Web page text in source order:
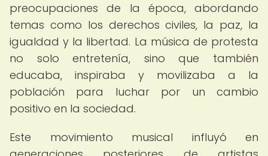
preocupaciones de la época, abordando
temas como los derechos civiles, la paz, la
igualdad y la libertad. La música de protesta
no solo entretenía, sino que también
educaba, inspiraba y movilizaba a la
población para luchar por un cambio
positivo en la sociedad.
Este movimiento musical influyó en